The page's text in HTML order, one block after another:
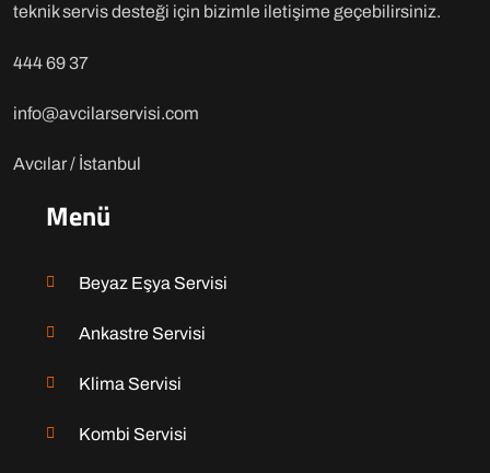
teknik servis desteği için bizimle iletişime geçebilirsiniz.
444 69 37
info@avcilarservisi.com
Avcılar / İstanbul
Menü
Beyaz Eşya Servisi
Ankastre Servisi
Klima Servisi
Kombi Servisi